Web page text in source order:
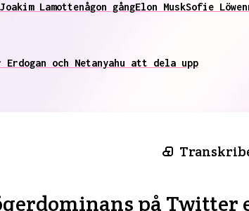
Joakim Lamottenågon gångElon MuskSofie
och Netanyahu att dela upp
på